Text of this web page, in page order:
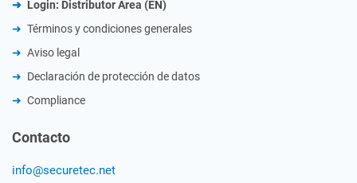
Login: Distributor Area (EN)
Términos y condiciones generales
Aviso legal
Declaración de protección de datos
Compliance
Contacto
info@securetec.net